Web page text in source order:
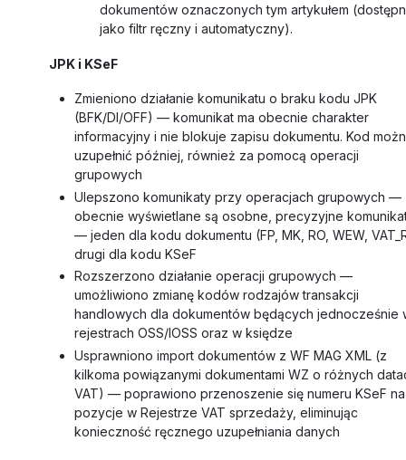
dokumentów oznaczonych tym artykułem
jako filtr ręczny i automatyczny).
JPK i KSeF
Zmieniono działanie komunikatu o braku kodu JPK
(BFK/DI/OFF) — komunikat ma obecnie charakter
informacyjny i nie blokuje zapisu dokumentu. Kod
uzupełnić później, również za pomocą operacji
grupowych
Ulepszono komunikaty przy operacjach grupowych —
obecnie wyświetlane są osobne, precyzyjne
— jeden dla kodu dokumentu (FP, MK, RO, WEW,
drugi dla kodu KSeF
Rozszerzono działanie operacji grupowych —
umożliwiono zmianę kodów rodzajów transakcji
handlowych dla dokumentów będących jednocześnie
rejestrach OSS/IOSS oraz w księdze
Usprawniono import dokumentów z WF MAG XML (z
kilkoma powiązanymi dokumentami WZ o różnych
VAT) — poprawiono przenoszenie się numeru KSeF na
pozycje w Rejestrze VAT sprzedaży, eliminując
konieczność ręcznego uzupełniania danych